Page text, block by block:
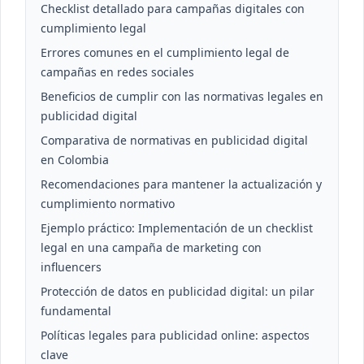
Checklist detallado para campañas digitales con
cumplimiento legal
Errores comunes en el cumplimiento legal de
campañas en redes sociales
Beneficios de cumplir con las normativas legales en
publicidad digital
Comparativa de normativas en publicidad digital
en Colombia
Recomendaciones para mantener la actualización y
cumplimiento normativo
Ejemplo práctico: Implementación de un checklist
legal en una campaña de marketing con
influencers
Protección de datos en publicidad digital: un pilar
fundamental
Políticas legales para publicidad online: aspectos
clave